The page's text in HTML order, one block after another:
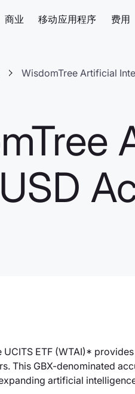
商业 移动应用程序 费用
WisdomTree Artificial
ETF (WTAI)*
This GBX-denominated
artificial